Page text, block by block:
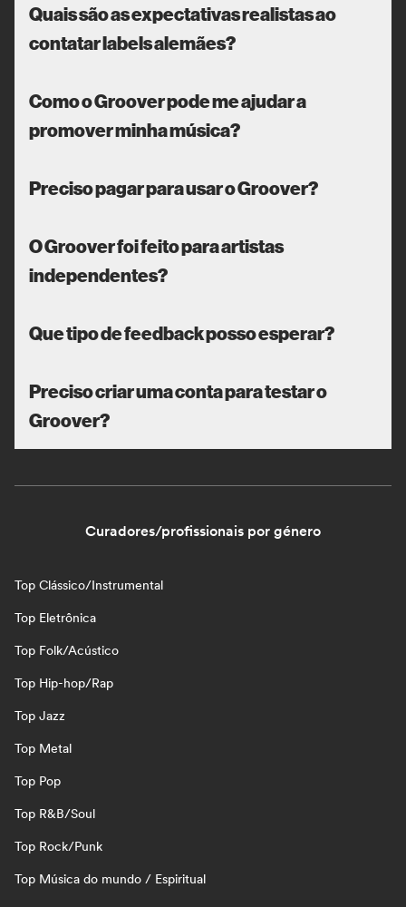
Quais são as expectativas realistas ao
contatar labels alemães?
Como o Groover pode me ajudar a
promover minha música?
Preciso pagar para usar o Groover?
O Groover foi feito para artistas
independentes?
Que tipo de feedback posso esperar?
Preciso criar uma conta para testar o
Groover?
Curadores/profissionais por género
Top Clássico/Instrumental
Top Eletrônica
Top Folk/Acústico
Top Hip-hop/Rap
Top Jazz
Top Metal
Top Pop
Top R&B/Soul
Top Rock/Punk
Top Música do mundo / Espiritual